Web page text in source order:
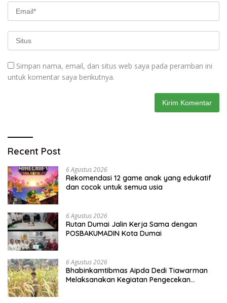
Simpan nama, email, dan situs web saya pada peramban ini
untuk komentar saya berikutnya.
Recent Post
6 Agustus 2026
Rekomendasi 12 game anak yang edukatif
dan cocok untuk semua usia
6 Agustus 2026
Rutan Dumai Jalin Kerja Sama dengan
POSBAKUMADIN Kota Dumai
6 Agustus 2026
Bhabinkamtibmas Aipda Dedi Tiawarman
Melaksanakan Kegiatan Pengecekan